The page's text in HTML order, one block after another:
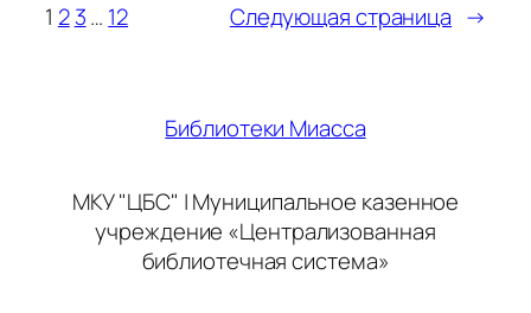
1 2 3… 12 Следующая страница →
Библиотеки Миасса
МКУ "ЦБС" | Муниципальное казенное
учреждение «Централизованная
библиотечная система»